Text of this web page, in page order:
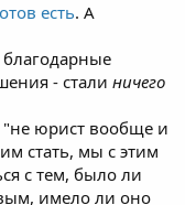
есть. А
- стали ничего
юрист вообще и
стать, мы с этим
с тем, было ли
имело ли оно